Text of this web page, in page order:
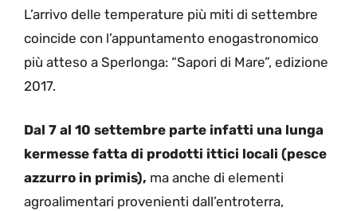
L’arrivo delle temperature più miti di settembre
coincide con l’appuntamento enogastronomico
più atteso a Sperlonga: “Sapori di Mare”, edizione
2017.
Dal 7 al 10 settembre parte infatti una lunga
kermesse fatta di prodotti ittici locali (pesce
azzurro in primis), ma anche di elementi
agroalimentari provenienti dall’entroterra,